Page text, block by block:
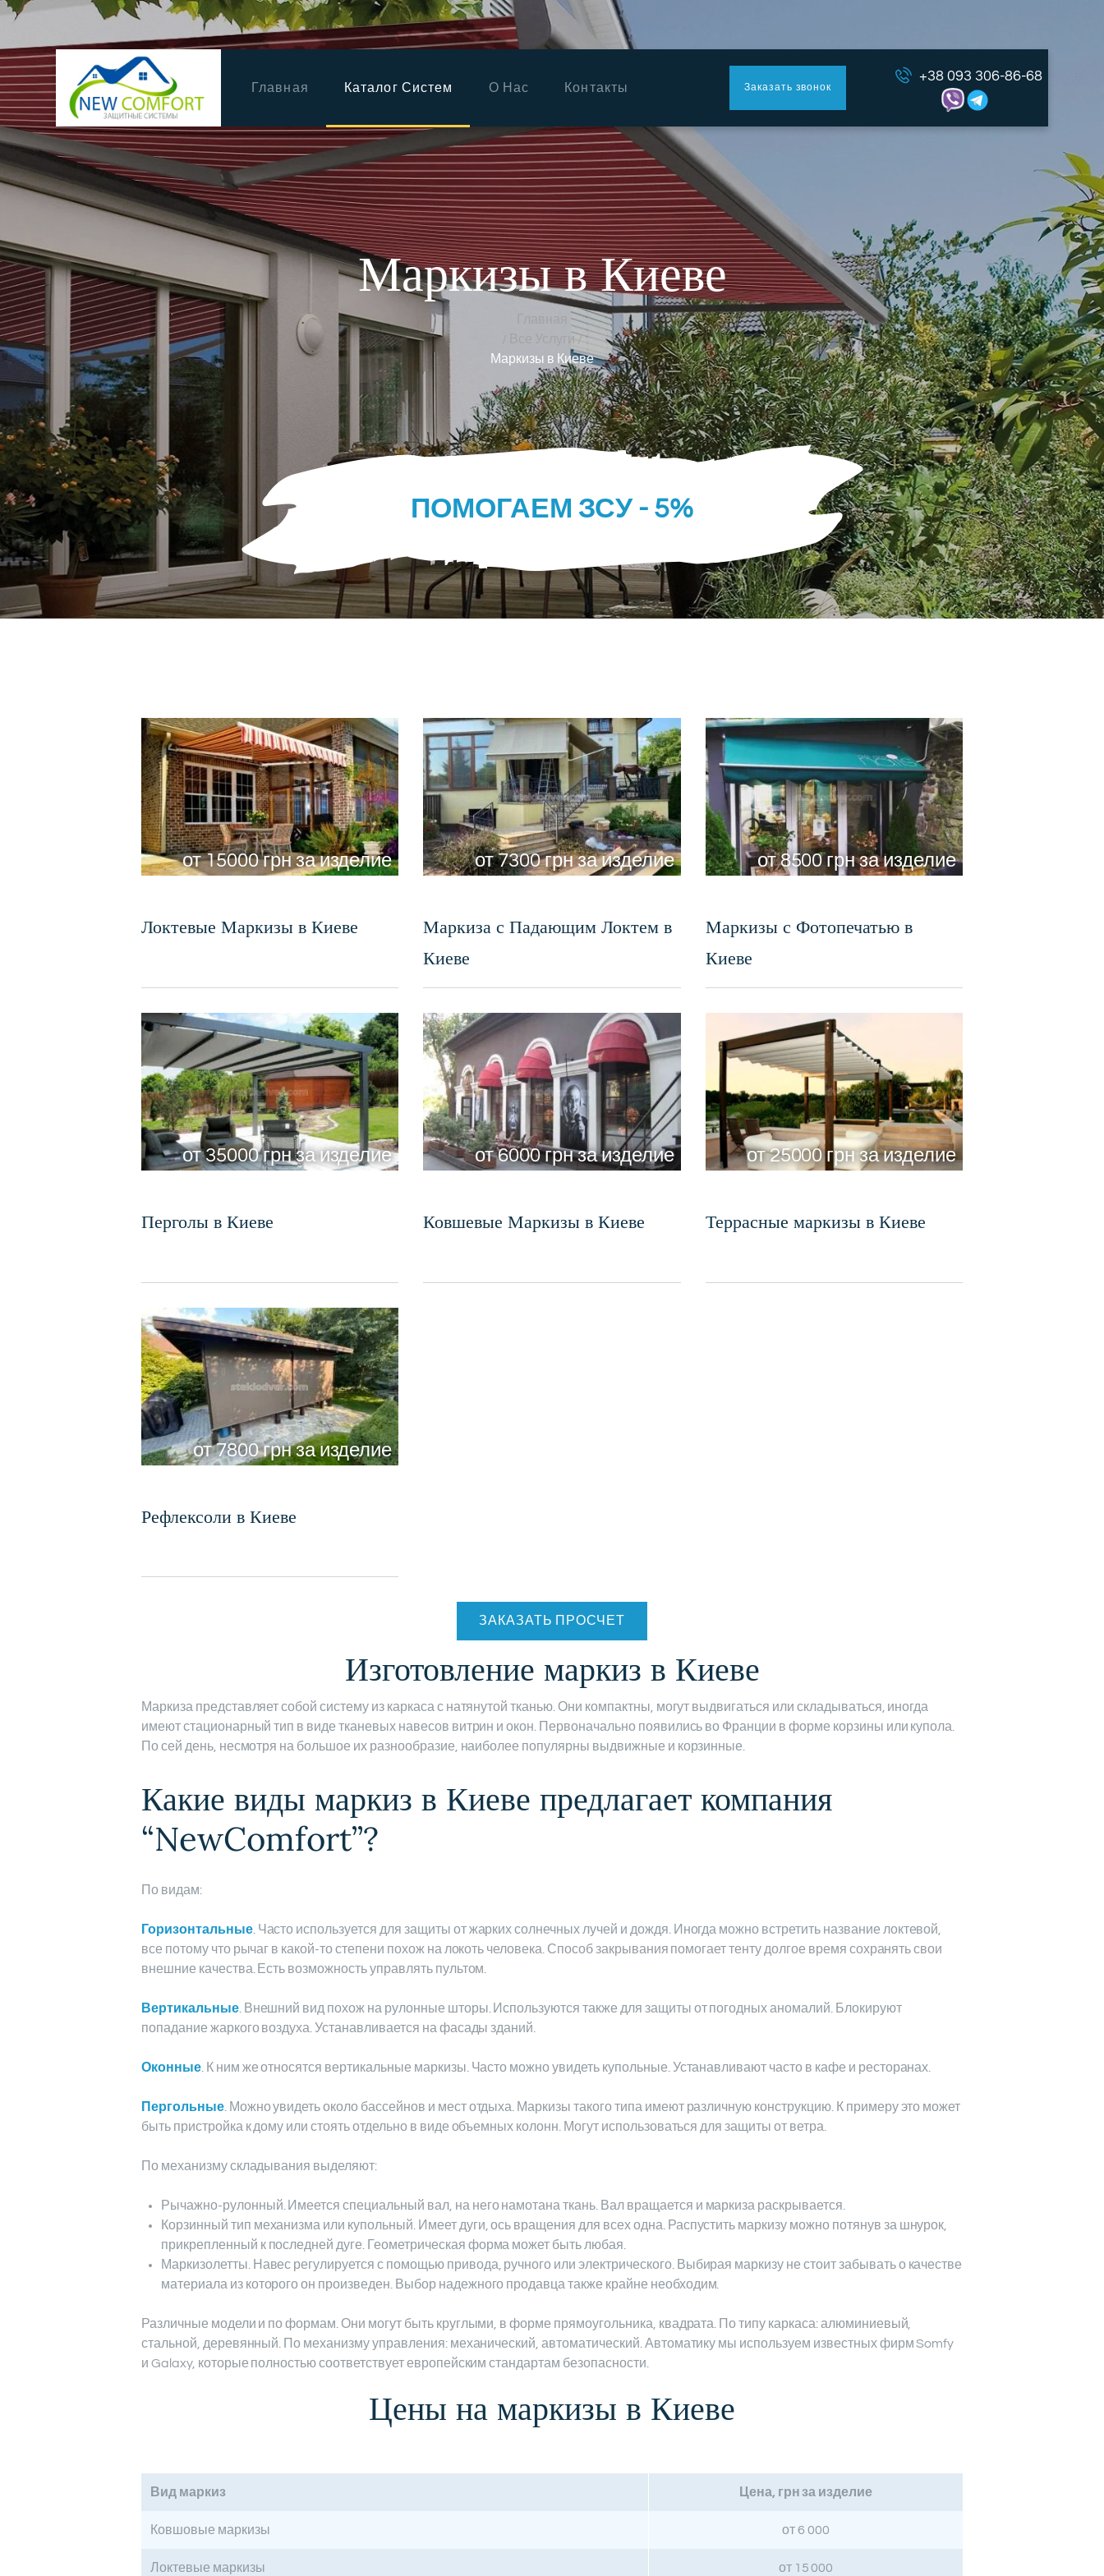
Главная Каталог Систем О Нас Контакты Заказать звонок
+38 093 306-86-68
Маркизы в Киеве
Главная
Все Услуги
Маркизы в Киеве
ПОМОГАЕМ ЗСУ - 5%
ГЛАВНАЯ
СИСТЕМ
О НАС
КОНТАКТЫ
РУССКИЙ
от 15000 грн за изделие
Локтевые Маркизы в Киеве
от 7300 грн за изделие
Маркиза с Падающим Локтем в
Киеве
от 8500 грн за изделие
Маркизы с Фотопечатью в
Киеве
от 35000 грн за изделие
Перголы в Киеве
от 6000 грн за изделие
Ковшевые Маркизы в Киеве
от 25000 грн за изделие
Террасные маркизы в Киеве
от 7800 грн за изделие
Рефлексоли в Киеве
ЗАКАЗАТЬ ПРОСЧЕТ
Изготовление маркиз в Киеве
Маркиза представляет собой систему из каркаса с натянутой тканью. Они компактны, могут выдвигаться или складываться, иногда
имеют стационарный тип в виде тканевых навесов витрин и окон. Первоначально появились во Франции в форме корзины или купола.
По сей день, несмотря на большое их разнообразие, наиболее популярны выдвижные и корзинные.
Какие виды маркиз в Киеве предлагает компания
“NewComfort”?
По видам:
Горизонтальные. Часто используется для защиты от жарких солнечных лучей и дождя. Иногда можно встретить название локтевой,
все потому что рычаг в какой-то степени похож на локоть человека. Способ закрывания помогает тенту долгое время сохранять свои
внешние качества. Есть возможность управлять пультом.
Вертикальные. Внешний вид похож на рулонные шторы. Используются также для защиты от погодных аномалий. Блокируют
попадание жаркого воздуха. Устанавливается на фасады зданий.
Оконные. К ним же относятся вертикальные маркизы. Часто можно увидеть купольные. Устанавливают часто в кафе и ресторанах.
Пергольные. Можно увидеть около бассейнов и мест отдыха. Маркизы такого типа имеют различную конструкцию. К примеру это может
быть пристройка к дому или стоять отдельно в виде объемных колонн. Могут использоваться для защиты от ветра.
По механизму складывания выделяют:
Рычажно-рулонный. Имеется специальный вал, на него намотана ткань. Вал вращается и маркиза раскрывается.
Корзинный тип механизма или купольный. Имеет дуги, ось вращения для всех одна. Распустить маркизу можно потянув за шнурок,
прикрепленный к последней дуге. Геометрическая форма может быть любая.
Маркизолетты. Навес регулируется с помощью привода, ручного или электрического. Выбирая маркизу не стоит забывать о качестве
материала из которого он произведен. Выбор надежного продавца также крайне необходим.
Различные модели и по формам. Они могут быть круглыми, в форме прямоугольника, квадрата. По типу каркаса: алюминиевый,
стальной, деревянный. По механизму управления: механический, автоматический. Автоматику мы используем известных фирм Somfy
и Galaxy, которые полностью соответствует европейским стандартам безопасности.
Цены на маркизы в Киеве
Вид маркиз Цена, грн за изделие
Ковшовые маркизы от 6 000
Локтевые маркизы от 15 000